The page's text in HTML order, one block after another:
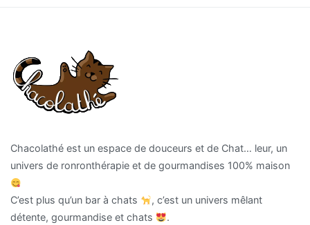
Chacolathé est un espace de douceurs et de Chat… leur, un
univers de ronronthérapie et de gourmandises 100% maison
C’est plus qu’un bar à chats
, c’est un univers mêlant
détente, gourmandise et chats
.